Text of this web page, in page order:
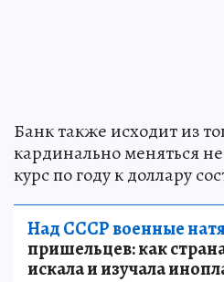
Банк также исходит из
кардинально меняться
курс по году к доллару
Над СССР военные
пришельцев: как
искала и изучала